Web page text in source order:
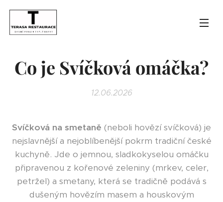
Co je Svíčková omáčka?
12.06.2026
Svíčková na smetaně (neboli hovězí svíčková) je
nejslavnější a nejoblíbenější pokrm tradiční české
kuchyně. Jde o jemnou, sladkokyselou omáčku
připravenou z kořenové zeleniny (mrkev, celer,
petržel) a smetany, která se tradičně podává s
dušeným hovězím masem a houskovým